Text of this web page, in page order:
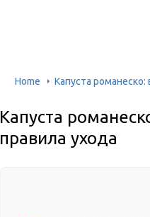
Home Капуста
Капуста
правила ухода